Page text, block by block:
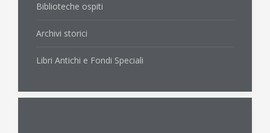
Biblioteche ospiti
Archivi storici
Libri Antichi e Fondi Speciali